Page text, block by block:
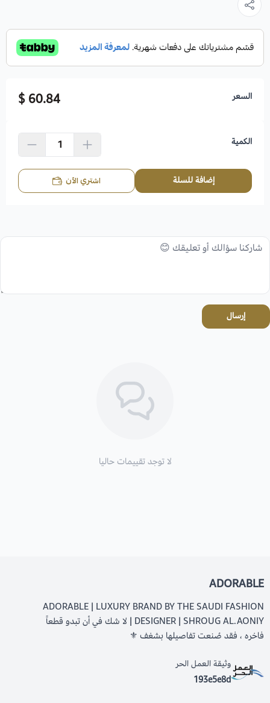
السعر 60.84 $
الكمية
إضافة للسلة اشتري الآن
إرسال
لا توجد تقييمات حاليا
ADORABLE
ADORABLE | LUXURY BRAND BY THE SAUDI FASHION
DESIGNER | SHROUG AL.AONIY | لا شك في أن تبدو قطعاً
فاخره ، فقد صُنعت تفاصيلها بشغف ⚜️
وثيقة العمل الحر
193e5e8d